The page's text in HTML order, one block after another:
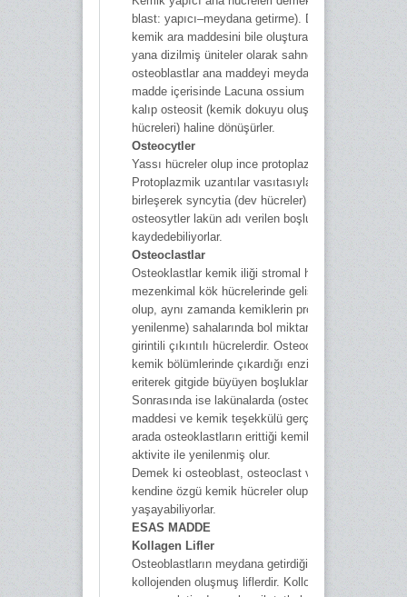
blast: yapıcı–meydana getirme). Dahası
kemik ara maddesini bile oluşturan hücreler olup yan
yana dizilmiş üniteler olarak sahne alırlar. Hatta
osteoblastlar ana maddeyi meydana getirdikten
madde içerisinde Lacuna ossium denilen
kalıp osteosit (kemik dokuyu oluşturan dinlenme
hücreleri) haline dönüşürler.
Osteocytler
Yassı hücreler olup ince protoplazmik uzantıları
Protoplazmik uzantılar vasıtasıyla komşu
birleşerek syncytia (dev hücreler) teşkil ederler. Yani
osteosytler lakün adı verilen boşluklarda gelişim
kaydedebiliyorlar.
Osteoclastlar
Osteoklastlar kemik iliği stromal hücreleri veya
mezenkimal kök hücrelerinde gelişen çok büyük
olup, aynı zamanda kemiklerin proliferasyon
yenilenme) sahalarında bol miktarda görülen
girintili çıkıntılı hücrelerdir. Osteoclastlar yıpranmış
kemik bölümlerinde çıkardığı enzimlerle o bölgeyi
eriterek gitgide büyüyen boşluklar ve kovuk
Sonrasında ise lakünalarda (osteoplast) yeni kemik
maddesi ve kemik teşekkülü gerçekleşir. Derken bu
arada osteoklastların erittiği kemik bölgeleri
aktivite ile yenilenmiş olur.
Demek ki osteoblast, osteoclast ve osteocytlerin
kendine özgü kemik hücreler olup gerektiğinde
yaşayabiliyorlar.
ESAS MADDE
Kollagen Lifler
Osteoblastların meydana getirdiği bir protein olan
kollojenden oluşmuş liflerdir. Kollogen lifler